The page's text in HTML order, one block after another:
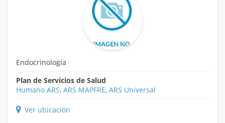
Endocrinología
Plan de Servicios de Salud
Humano ARS, ARS MAPFRE, ARS Universal
Ver ubicación